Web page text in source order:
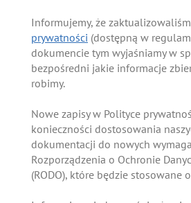
Informujemy, że
prywatności (dostępną w
dokumencie tym wyjaśniamy w
bezpośredni jakie informacje
robimy.
Nowe zapisy w Polityce
konieczności dostosowania
dokumentacji do nowych
Rozporządzenia o Ochronie
(RODO), które będzie stosowane